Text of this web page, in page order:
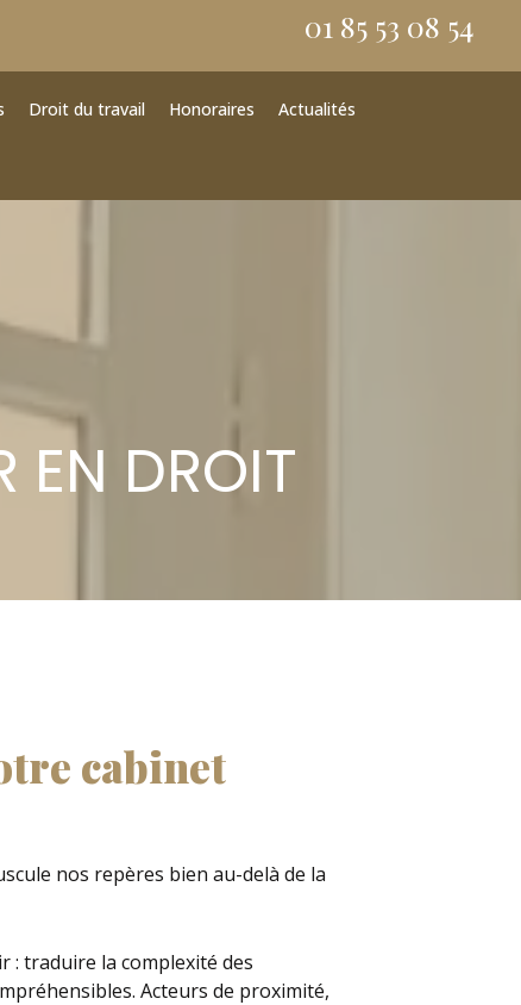
01 85 53 08 54
Droit du travail Honoraires Actualités
EN DROIT
cabinet
nos repères bien au-delà de la
: traduire la complexité des
Acteurs de proximité,